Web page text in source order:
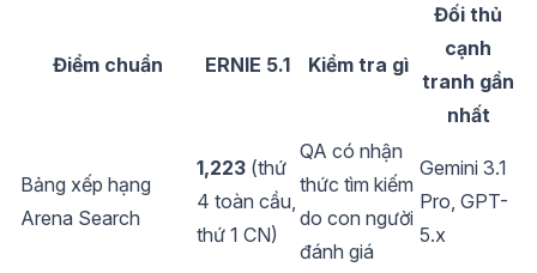
Điểm chuẩn ERNIE 5.1 Kiểm tra gì
Đối thủ
cạnh
tranh gần
nhất
Bảng xếp hạng
Arena Search
1,223 (thứ
4 toàn cầu,
thứ 1 CN)
QA có nhận
thức tìm kiếm
do con người
đánh giá
Gemini 3.1
Pro, GPT-
5.x